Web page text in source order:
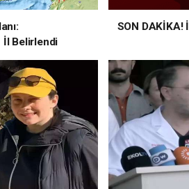
İl Belirlendi
SON